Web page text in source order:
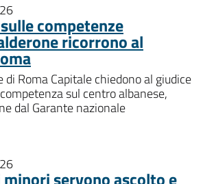
competenze
ricorrono al
di Roma Capitale chiedono al giudice
sul centro albanese,
dal Garante nazionale